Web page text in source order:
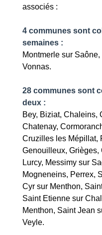
associés :
4 communes sont
semaines :
Montmerle sur
Vonnas.
28 communes sont
deux :
Bey, Biziat, Chaleins,
Chatenay,
Cruzilles les Mépillat,
Genouilleux, Grièges,
Lurcy, Messimy sur
Mogneneins, Perrex,
Cyr sur Menthon,
Saint Etienne sur
Menthon, Saint Jean
Veyle.